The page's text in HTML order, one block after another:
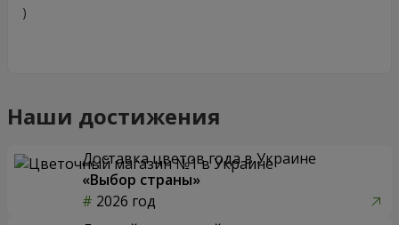
)
Наши достижения
Доставка цветов года в Украине
«Выбор страны»
2026 год